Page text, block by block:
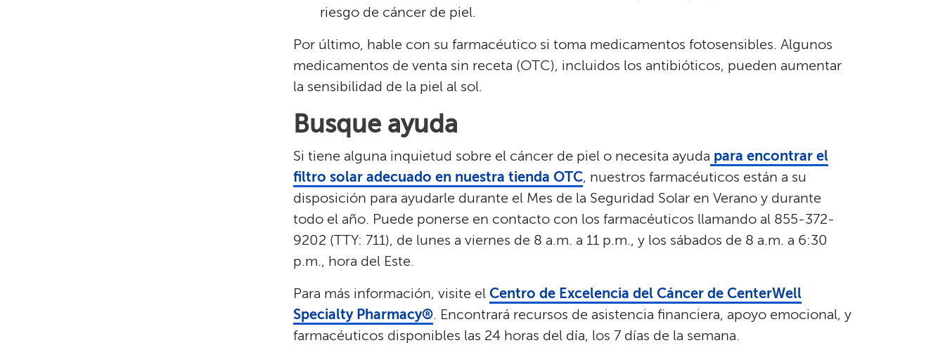
riesgo de cáncer de piel.​​
Por último, hable con su farmacéutico si toma medicamentos fotosensibles. Algunos
medicamentos de venta sin receta (OTC), incluidos los antibióticos, pueden aumentar
la sensibilidad de la piel al sol.​​
Busque ayuda​​
Si tiene alguna inquietud sobre el cáncer de piel o necesita ayuda para encontrar el
filtro solar adecuado en nuestra tienda OTC, nuestros farmacéuticos están a su
disposición para ayudarle durante el Mes de la Seguridad Solar en Verano y durante
todo el año. Puede ponerse en contacto con los farmacéuticos llamando al 855-372-
9202 (TTY: 711), de lunes a viernes de 8 a.m. a 11 p.m., y los sábados de 8 a.m. a 6:30
p.m., hora del Este.​​
Para más información, visite el Centro de Excelencia del Cáncer de CenterWell
Specialty Pharmacy®. Encontrará recursos de asistencia financiera, apoyo emocional, y
farmacéuticos disponibles las 24 horas del día, los 7 días de la semana.​​